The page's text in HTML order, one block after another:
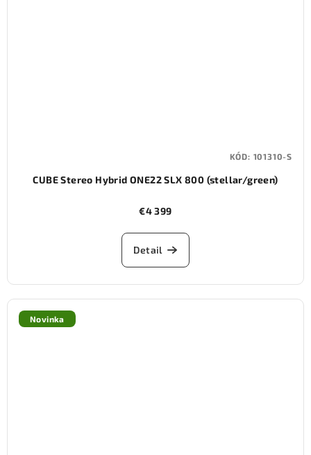
CUBE Stereo Hybrid ONE22 SLX 800 (stellar/green)
€4 399
Detail
KÓD: 101310-S
Novinka